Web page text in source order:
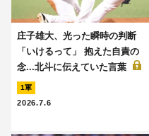
庄子雄大、光った瞬時の判断
「いけるって」 抱えた自責の
念...北斗に伝えていた言葉
1軍
2026.7.6